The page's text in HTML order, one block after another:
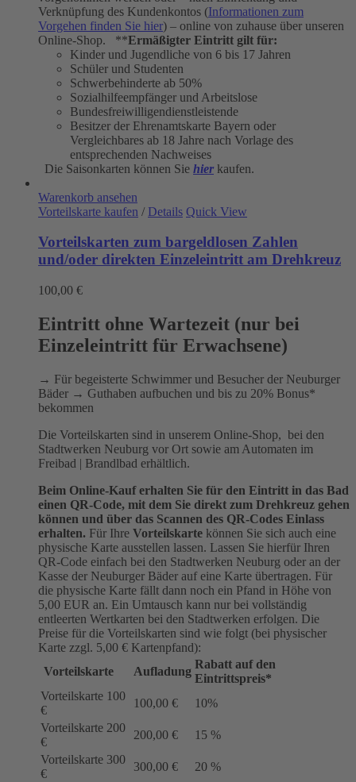
Verknüpfung des Kundenkontos (Informationen zum
Vorgehen finden Sie hier) – online von zuhause über unseren
Online-Shop. **Ermäßigter Eintritt gilt für:
Kinder und Jugendliche von 6 bis 17 Jahren
Schüler und Studenten
Schwerbehinderte ab 50%
Sozialhilfeempfänger und Arbeitslose
Bundesfreiwilligendienstleistende
Besitzer der Ehrenamtskarte Bayern oder
Vergleichbares ab 18 Jahre nach Vorlage des
entsprechenden Nachweises
Die Saisonkarten können Sie hier kaufen.
Warenkorb ansehen
Vorteilskarte kaufen / Details Quick View
Vorteilskarten zum bargeldlosen Zahlen
und/oder direkten Einzeleintritt am Drehkreuz
100,00 €
Eintritt ohne Wartezeit (nur bei
Einzeleintritt für Erwachsene)
→ Für begeisterte Schwimmer und Besucher der Neuburger
Bäder → Guthaben aufbuchen und bis zu 20% Bonus*
bekommen
Die Vorteilskarten sind in unserem Online-Shop, bei den
Stadtwerken Neuburg vor Ort sowie am Automaten im
Freibad | Brandlbad erhältlich.
Beim Online-Kauf erhalten Sie für den Eintritt in das Bad
einen QR-Code, mit dem Sie direkt zum Drehkreuz gehen
können und über das Scannen des QR-Codes Einlass
erhalten. Für Ihre Vorteilskarte können Sie sich auch eine
physische Karte ausstellen lassen. Lassen Sie hierfür Ihren
QR-Code einfach bei den Stadtwerken Neuburg oder an der
Kasse der Neuburger Bäder auf eine Karte übertragen. Für
die physische Karte fällt dann noch ein Pfand in Höhe von
5,00 EUR an. Ein Umtausch kann nur bei vollständig
entleerten Wertkarten bei den Stadtwerken erfolgen. Die
Preise für die Vorteilskarten sind wie folgt (bei physischer
Karte zzgl. 5,00 € Kartenpfand):
Vorteilskarte
Aufladung
Rabatt auf den
Eintrittspreis*
Vorteilskarte 100
€
100,00 €
10%
Vorteilskarte 200
€
200,00 €
15 %
Vorteilskarte 300
€
300,00 €
20 %